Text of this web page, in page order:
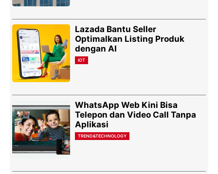
Lazada Bantu Seller
Optimalkan Listing Produk
dengan AI
IOT
WhatsApp Web Kini Bisa
Telepon dan Video Call Tanpa
Aplikasi
TREND&TECHNOLOGY